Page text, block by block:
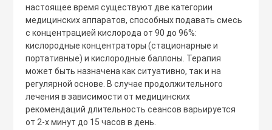
настоящее время существуют две категории
медицинских аппаратов, способных подавать смесь
с концентрацией кислорода от 90 до 96%:
кислородные концентраторы (стационарные и
портативные) и кислородные баллоны. Терапия
может быть назначена как ситуативно, так и на
регулярной основе. В случае продолжительного
лечения в зависимости от медицинских
рекомендаций длительность сеансов варьируется
от 2-х минут до 15 часов в день.